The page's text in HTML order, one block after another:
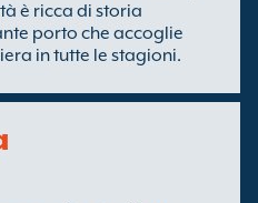
è ricca di storia
porto che accoglie
in tutte le stagioni.